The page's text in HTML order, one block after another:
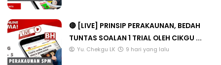
🔴 [LIVE] PRINSIP PERAKAUNAN, BEDAH
TUNTAS SOALAN 1 TRIAL OLEH CIKGU ...
Yu. Chekgu LK 9 hari yang lalu